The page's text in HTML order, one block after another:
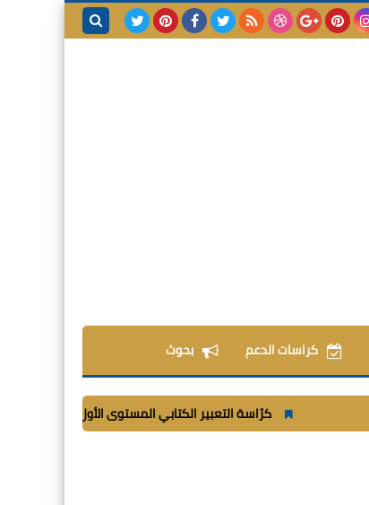
كراسات الدعم بحوث
كرّاسة التعبير الكتابي المستوى الأول ابتدائي_